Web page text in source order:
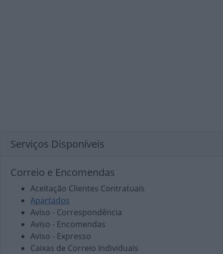
Serviços Disponíveis
Correio e Encomendas
Aceitação Clientes Contratuais
Apartados
Aviso - Correspondência
Aviso - Encomendas
Aviso - Expresso
Caixas de Correio Individuais